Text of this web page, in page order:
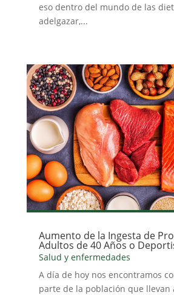
eso dentro del mundo de las
adelgazar,...
Aumento de la Ingesta de
Adultos de 40 Años o
Salud y enfermedades
A día de hoy nos encontramos
parte de la población que llevan